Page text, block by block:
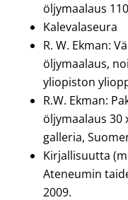
öljymaalaus
Kalevalaseura
R. W. Ekman:
öljymaalaus,
yliopiston
R.W. Ekman:
öljymaalaus 30
galleria,
Kirjallisuutta
Ateneumin
2009.